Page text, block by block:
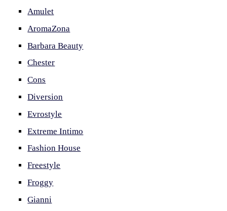
Amulet
AromaZona
Barbara Beauty
Chester
Cons
Diversion
Evrostyle
Extreme Intimo
Fashion House
Freestyle
Froggy
Gianni